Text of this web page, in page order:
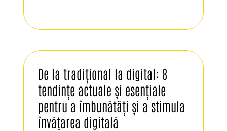
De la tradițional la digital: 8
tendințe actuale și esențiale
pentru a îmbunătăți și a stimula
învățarea digitală